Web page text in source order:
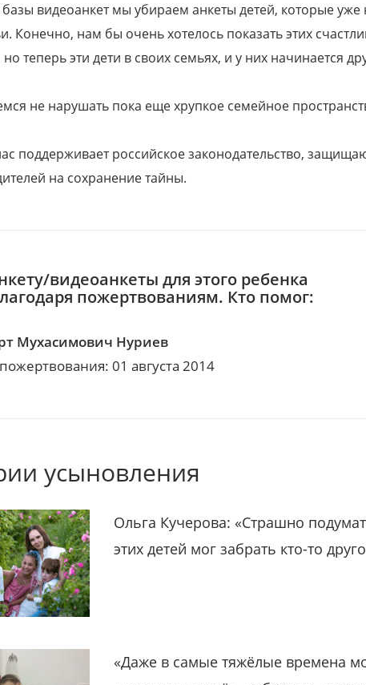
видеоанкет мы убираем анкеты детей, которые
Конечно, нам бы очень хотелось показать этих
теперь эти дети в своих семьях, и у них начинается
не нарушать пока еще хрупкое семейное
поддерживает российское законодательство,
на сохранение тайны.
видеоанкеты для этого ребенка
пожертвованиям. Кто помог:
Мухасимович Нуриев
01 августа 2014
усыновления
Ольга Кучерова: «Страшно
этих детей мог забрать кто-то
«Даже в самые тяжёлые времена